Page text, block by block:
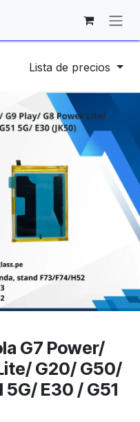
Lista de precios
G7 Power/
G20/ G50/
5G/ E30 / G51